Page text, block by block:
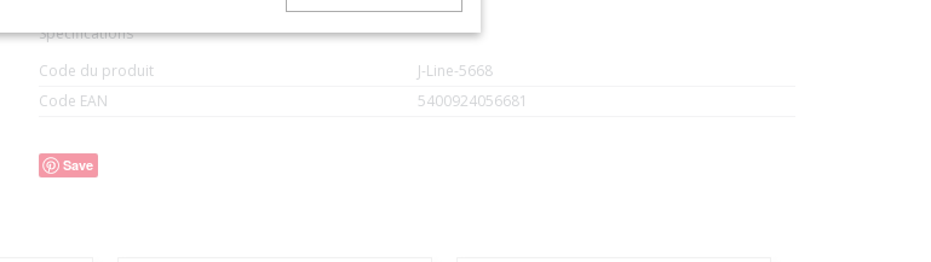
Spécifications
Code du produit
J-Line-5668
Code EAN
5400924056681
Save